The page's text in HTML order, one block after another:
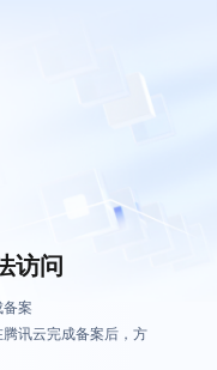
访问
案
讯云完成备案后，方